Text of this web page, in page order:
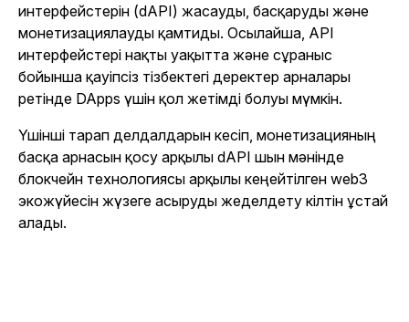
интерфейстерін (dAPI) жасауды, басқаруды және
монетизациялауды қамтиды. Осылайша, API
интерфейстері нақты уақытта және сұраныс
бойынша қауіпсіз тізбектегі деректер арналары
ретінде DApps үшін қол жетімді болуы мүмкін.
Үшінші тарап делдалдарын кесіп, монетизацияның
басқа арнасын қосу арқылы dAPI шын мәнінде
блокчейн технологиясы арқылы кеңейтілген web3
экожүйесін жүзеге асыруды жеделдету кілтін ұстай
алады.